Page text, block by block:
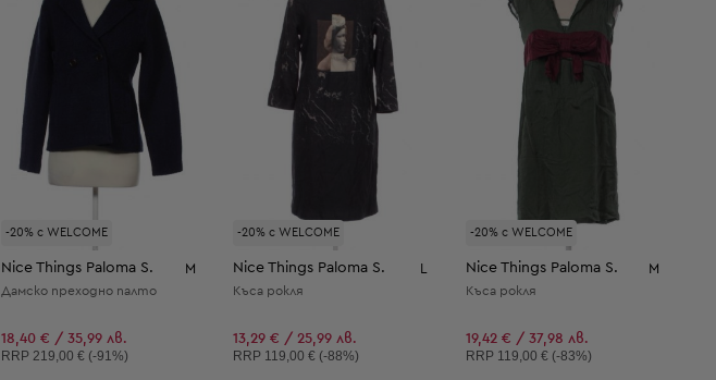
-20% с WELCOME
Nice Things Paloma S. M
Дамско преходно палто
18,40 € / 35,99 лв.
Препоръчителна цена:
RRP 219,00 € (-91%)
-20% с WELCOME
Nice Things Paloma S.
Къса рокля
13,29 € / 25,99 лв.
Препоръчителна цена:
RRP 119,00 € (-88%)
-20% с WELCOME
Nice Things Paloma S. M
Къса рокля
19,42 € / 37,98 лв.
Препоръчителна цена:
RRP 119,00 € (-83%)